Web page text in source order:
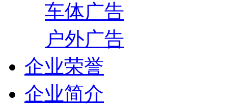
车体广告
户外广告
企业荣誉
企业简介